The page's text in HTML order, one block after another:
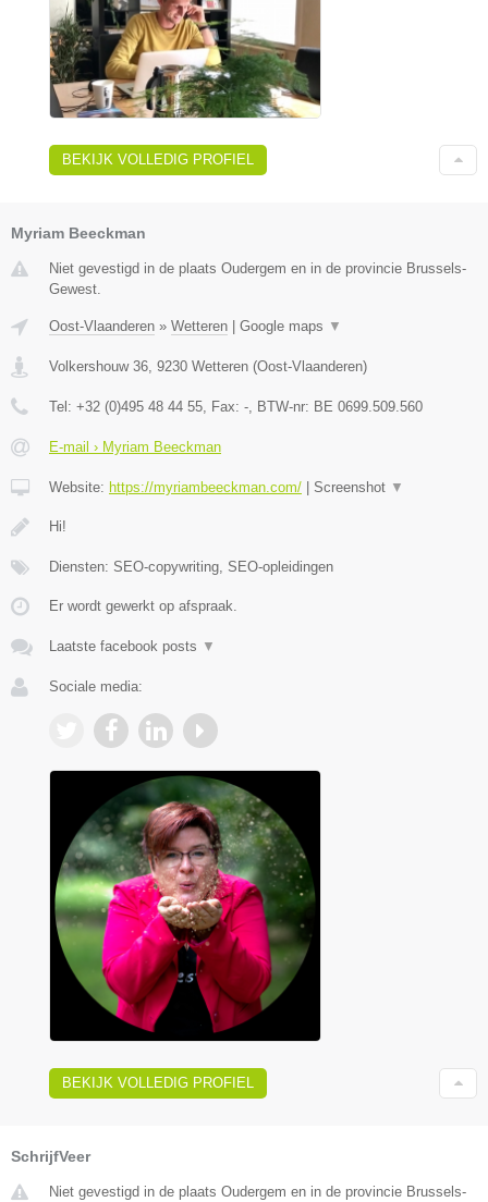
BEKIJK VOLLEDIG PROFIEL
Myriam Beeckman
Niet gevestigd in de plaats Oudergem en in de provincie Brussels-
Gewest.
Oost-Vlaanderen » Wetteren Google maps ▼
Volkershouw 36 9230 Wetteren (Oost-Vlaanderen)
Tel: +32 (0)495 48 44 55 , Fax: - , BTW-nr: BE 0699.509.560
E-mail › Myriam Beeckman
Website: https://myriambeeckman.com/ Screenshot ▼
Hi!
Diensten: SEO-copywriting, SEO-opleidingen
Er wordt gewerkt op afspraak.
Laatste facebook posts ▼
Sociale media:
BEKIJK VOLLEDIG PROFIEL
SchrijfVeer
Niet gevestigd in de plaats Oudergem en in de provincie Brussels-